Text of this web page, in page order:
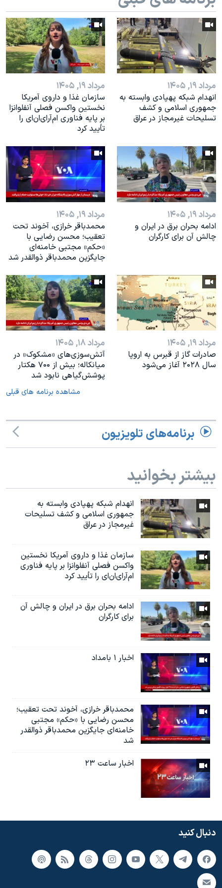
نرگس محمدی برنده جایزه نوبل صلح
همایش محافظه‌کاران آمریکا «سی‌پک»
صفحه‌های ویژه
سفر پرزیدنت ترامپ به چین
مرداد ۱۹, ۱۴۰۵
انهدام شبکه پهپادی وابسته به
جمهوری اسلامی و کشف
تسلیحات غیرمجاز در عراق
مرداد ۱۹, ۱۴۰۵
سازمان غذا و داروی آمریکا
نخستین واکسن فصلی آنفلوانزا
بر پایه فناوری ام‌آر‌ای‌ان‌ای را
تأیید کرد
مرداد ۱۹, ۱۴۰۵
ادامه بحران برق در ایران و
چالش آن برای کارگران
مرداد ۱۹, ۱۴۰۵
محمدباقر خرازی، آخوند تحت
تعقیب؛ محسن رضایی با
«حکم» مجتبی خامنه‌ای
جایگزین محمدباقر ذوالقدر شد
مرداد ۱۹, ۱۴۰۵
صادرات گاز از قبرس به اروپا
سال ۲۰۲۸ آغاز می‌شود
مرداد ۱۸, ۱۴۰۵
آتش‌سوزی‌های «مشکوک» در
میانکاله؛ بیش از ۷۰۰ هکتار
پوشش‌گیاهی نابود شد
مشاهده برنامه های قبلی
برنامه‌های تلویزیون
بیشتر بخوانید
انهدام شبکه پهپادی وابسته به
جمهوری اسلامی و کشف تسلیحات
غیرمجاز در عراق
سازمان غذا و داروی آمریکا نخستین
واکسن فصلی آنفلوانزا بر پایه فناوری
ام‌آر‌ای‌ان‌ای را تأیید کرد
ادامه بحران برق در ایران و چالش آن
برای کارگران
اخبار ۱ بامداد
محمدباقر خرازی، آخوند تحت تعقیب؛
محسن رضایی با «حکم» مجتبی
خامنه‌ای جایگزین محمدباقر ذوالقدر
شد
اخبار ساعت ۲۳
دنبال کنید